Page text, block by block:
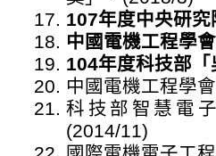
107年度中央研
中國電機工程學
104年度科技部
中國電機工程學
科技部智慧電
(2014/11)